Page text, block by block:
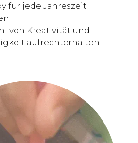
für jede Jahreszeit
von Kreativität und
aufrechterhalten